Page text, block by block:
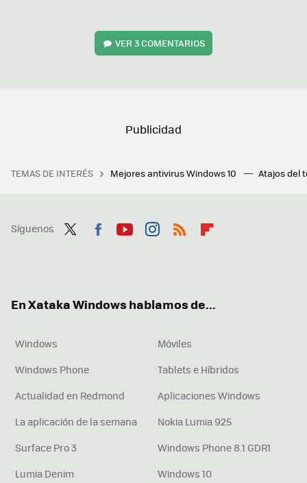
VER3 COMENTARIOS
TEMAS DE INTERÉS Mejores antivirus Windows 10 Atajos del
Síguenos
En Xataka Windows hablamos de...
Windows
Móviles
Windows Phone
Tablets e Híbridos
Actualidad en Redmond
Aplicaciones Windows
La aplicación de la semana
Nokia Lumia 925
Surface Pro 3
Windows Phone 8.1 GDR1
Lumia Denim
Windows 10